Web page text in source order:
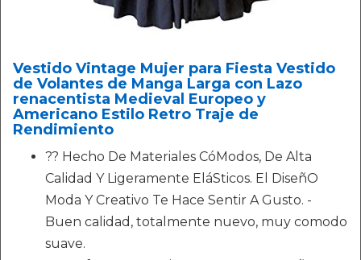
Vestido Vintage Mujer para Fiesta Vestido
de Volantes de Manga Larga con Lazo
renacentista Medieval Europeo y
Americano Estilo Retro Traje de
Rendimiento
?? Hecho De Materiales CóModos, De Alta
Calidad Y Ligeramente EláSticos. El DiseñO
Moda Y Creativo Te Hace Sentir A Gusto. -
Buen calidad, totalmente nuevo, muy comodo
suave.